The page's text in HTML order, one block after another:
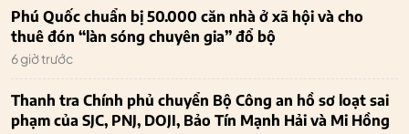
Phú Quốc chuẩn bị 50.000 căn nhà ở xã hội và cho
thuê đón “làn sóng chuyên gia” đổ bộ
6 giờ trước
Thanh tra Chính phủ chuyển Bộ Công an hồ sơ loạt sai
phạm của SJC, PNJ, DOJI, Bảo Tín Mạnh Hải và Mi Hồng